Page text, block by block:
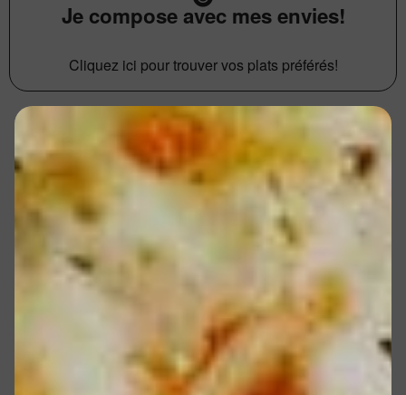
Je compose avec mes envies!
Cliquez ici pour trouver vos plats préférés!